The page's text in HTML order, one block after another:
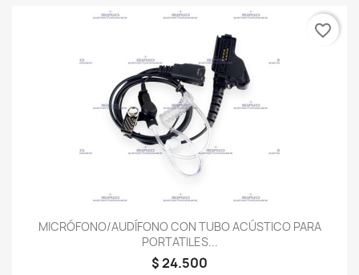
MICRÓFONO/AUDÍFONO CON TUBO ACÚSTICO PARA
PORTATILES...
$ 24.500
favorite_border